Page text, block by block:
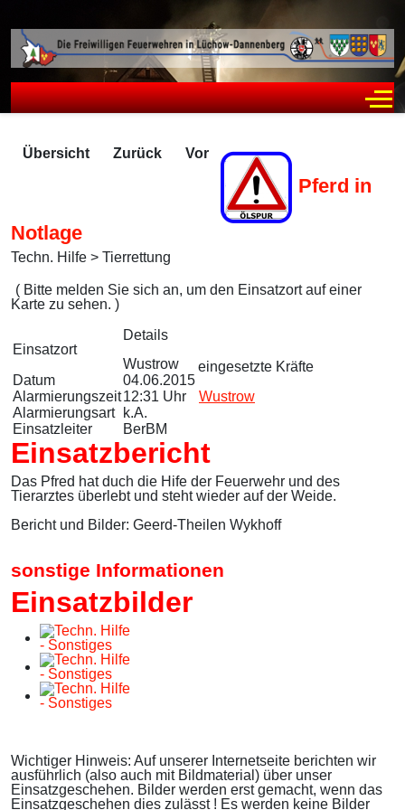
Übersicht Zurück Vor
Pferd in
Notlage
Techn. Hilfe > Tierrettung
( Bitte melden Sie sich an, um den Einsatzort auf einer
Karte zu sehen. )
Einsatzort
Details
Wustrow
Datum
04.06.2015
Alarmierungszeit12:31 Uhr
Alarmierungsart
k.A.
Einsatzleiter
BerBM
eingesetzte Kräfte
Wustrow
Einsatzbericht
Das Pfred hat duch die Hife der Feuerwehr und des
Tierarztes überlebt und steht wieder auf der Weide.
Bericht und Bilder: Geerd-Theilen Wykhoff
sonstige Informationen
Einsatzbilder
Wichtiger Hinweis: Auf unserer Internetseite berichten wir
ausführlich (also auch mit Bildmaterial) über unser
Einsatzgeschehen. Bilder werden erst gemacht, wenn das
Einsatzgeschehen dies zulässt ! Es werden keine Bilder